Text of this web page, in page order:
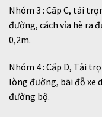
Nhóm 3 : Cấp C, tải
đường, cách vỉa hè ra
0,2m.
Nhóm 4 : Cấp D, Tải
lòng đường, bãi đỗ xe
đường bộ.